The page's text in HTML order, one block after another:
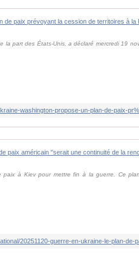
la part des États-Unis, a déclaré mercredi 19
à Kiev pour mettre fin à la guerre. Ce